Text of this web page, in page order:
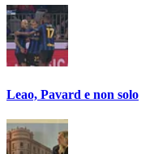
Leao, Pavard e non solo